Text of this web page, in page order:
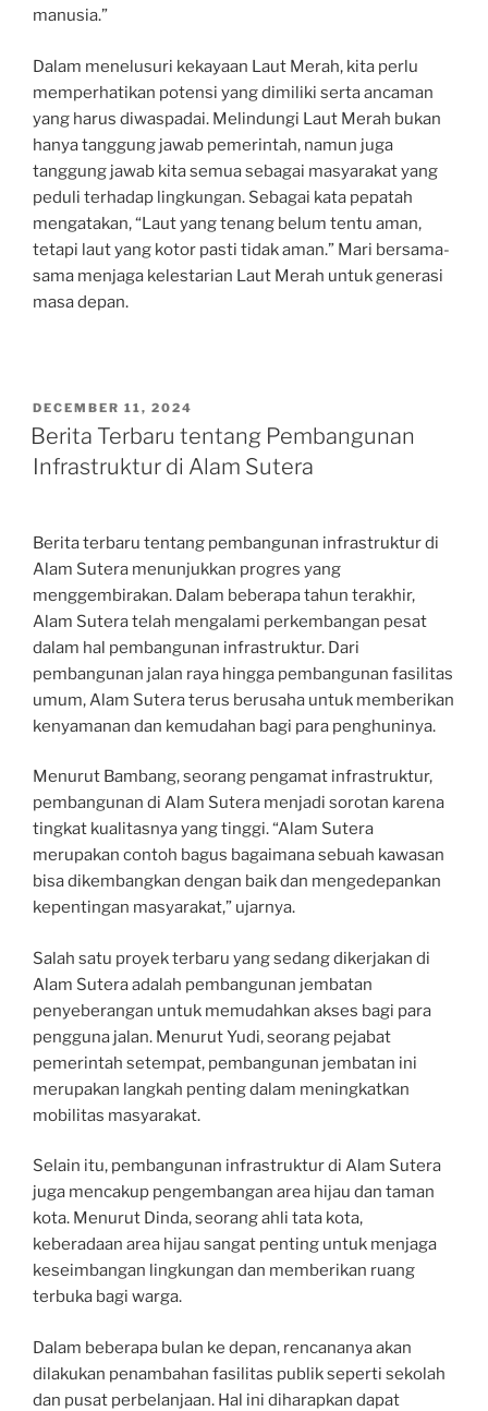
manusia.”
Dalam menelusuri kekayaan Laut Merah, kita perlu
memperhatikan potensi yang dimiliki serta ancaman
yang harus diwaspadai. Melindungi Laut Merah bukan
hanya tanggung jawab pemerintah, namun juga
tanggung jawab kita semua sebagai masyarakat yang
peduli terhadap lingkungan. Sebagai kata pepatah
mengatakan, “Laut yang tenang belum tentu aman,
tetapi laut yang kotor pasti tidak aman.” Mari bersama-
sama menjaga kelestarian Laut Merah untuk generasi
masa depan.
POSTED
ON
DECEMBER 11, 2024
Berita Terbaru tentang Pembangunan
Infrastruktur di Alam Sutera
Berita terbaru tentang pembangunan infrastruktur di
Alam Sutera menunjukkan progres yang
menggembirakan. Dalam beberapa tahun terakhir,
Alam Sutera telah mengalami perkembangan pesat
dalam hal pembangunan infrastruktur. Dari
pembangunan jalan raya hingga pembangunan fasilitas
umum, Alam Sutera terus berusaha untuk memberikan
kenyamanan dan kemudahan bagi para penghuninya.
Menurut Bambang, seorang pengamat infrastruktur,
pembangunan di Alam Sutera menjadi sorotan karena
tingkat kualitasnya yang tinggi. “Alam Sutera
merupakan contoh bagus bagaimana sebuah kawasan
bisa dikembangkan dengan baik dan mengedepankan
kepentingan masyarakat,” ujarnya.
Salah satu proyek terbaru yang sedang dikerjakan di
Alam Sutera adalah pembangunan jembatan
penyeberangan untuk memudahkan akses bagi para
pengguna jalan. Menurut Yudi, seorang pejabat
pemerintah setempat, pembangunan jembatan ini
merupakan langkah penting dalam meningkatkan
mobilitas masyarakat.
Selain itu, pembangunan infrastruktur di Alam Sutera
juga mencakup pengembangan area hijau dan taman
kota. Menurut Dinda, seorang ahli tata kota,
keberadaan area hijau sangat penting untuk menjaga
keseimbangan lingkungan dan memberikan ruang
terbuka bagi warga.
Dalam beberapa bulan ke depan, rencananya akan
dilakukan penambahan fasilitas publik seperti sekolah
dan pusat perbelanjaan. Hal ini diharapkan dapat